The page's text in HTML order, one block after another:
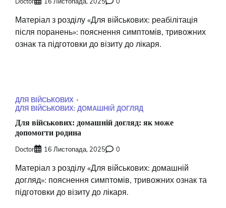
Матеріал з розділу «Для військових: реабілітація
після поранень»: пояснення симптомів, тривожних
ознак та підготовки до візиту до лікаря.
ДЛЯ ВІЙСЬКОВИХ
ДЛЯ ВІЙСЬКОВИХ: ДОМАШНІЙ ДОГЛЯД
Для військових: домашній догляд: як може
допомогти родина
Doctor 16 Листопада, 2025 0
Матеріал з розділу «Для військових: домашній
догляд»: пояснення симптомів, тривожних ознак та
підготовки до візиту до лікаря.